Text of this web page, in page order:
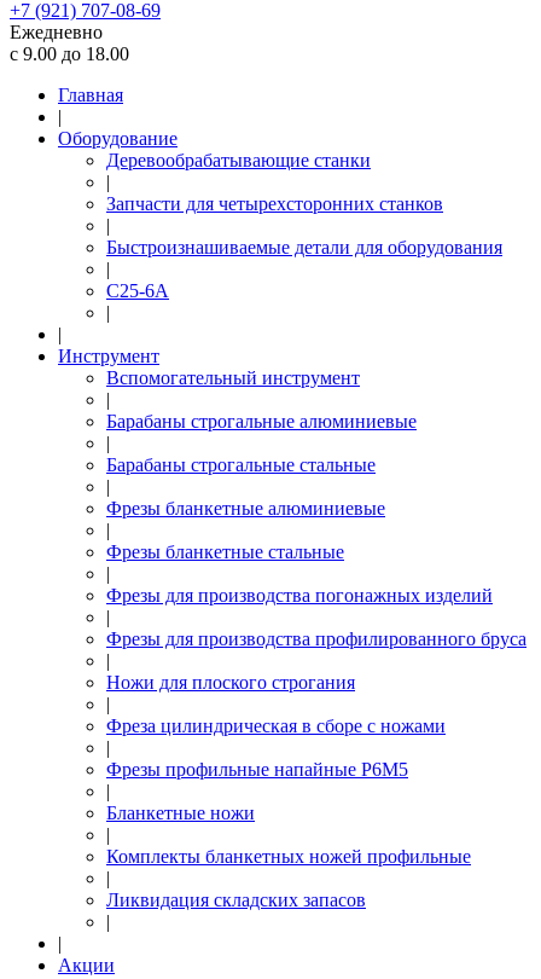
+7 (921) 707-08-69
Ежедневно
с 9.00 до 18.00
Главная
|
Оборудование
Деревообрабатывающие станки
|
Запчасти для четырехсторонних станков
|
Быстроизнашиваемые детали для оборудования
|
С25-6А
|
|
Инструмент
Вспомогательный инструмент
|
Барабаны строгальные алюминиевые
|
Барабаны строгальные стальные
|
Фрезы бланкетные алюминиевые
|
Фрезы бланкетные стальные
|
Фрезы для производства погонажных изделий
|
Фрезы для производства профилированного бруса
|
Ножи для плоского строгания
|
Фреза цилиндрическая в сборе с ножами
|
Фрезы профильные напайные Р6М5
|
Бланкетные ножи
|
Комплекты бланкетных ножей профильные
|
Ликвидация складских запасов
|
|
Акции